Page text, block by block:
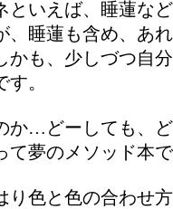
といえば、睡蓮な
、睡蓮も含め、あ
かも、少しづつ自
。
か…どーしても、
て夢のメソッド本
り色と色の合わせ